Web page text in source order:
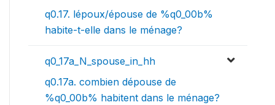
q0.17. lépoux/épouse de %q0_00b%
habite-t-elle dans le ménage?
q0_17a_N_spouse_in_hh
q0.17a. combien dépouse de
%q0_00b% habitent dans le ménage?